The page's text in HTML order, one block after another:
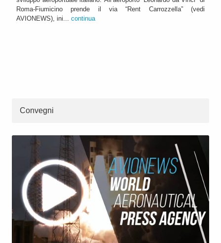
Roma-Fiumicino prende il via “Rent Carrozzella” (vedi
AVIONEWS), ini... continua
Convegni